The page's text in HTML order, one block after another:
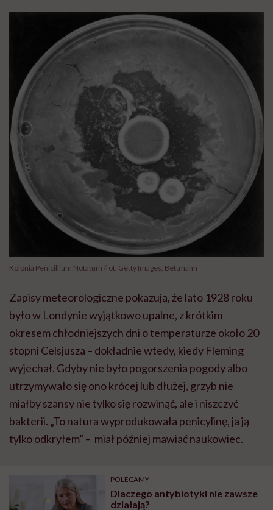
Kolonia Penicillium Notatum /fot. Getty Images, Bettmann
Zapisy meteorologiczne pokazują, że lato 1928 roku
było w Londynie wyjątkowo upalne, z krótkim
okresem chłodniejszych dni o temperaturze około 20
stopni Celsjusza – dokładnie wtedy, kiedy Fleming
wyjechał. Gdyby nie było pogorszenia pogody albo
utrzymywało się ono krócej lub dłużej, grzyb nie
miałby szansy nie tylko się rozwinąć, ale i niszczyć
bakterii. „To natura wyprodukowała penicylinę, ja ją
tylko odkryłem” – miał później mawiać naukowiec.
POLECAMY
Dlaczego antybiotyki nie zawsze
działają?